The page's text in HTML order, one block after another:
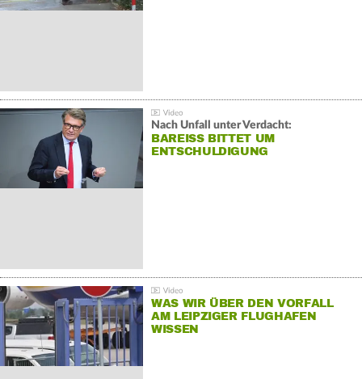
Nach Unfall unter Verdacht:
BAREISS BITTET UM E
NTSCHULDIGUNG
WAS WIR ÜBER DEN VORFALL
AM LEIPZIGER FLUGHAFEN
WISSEN